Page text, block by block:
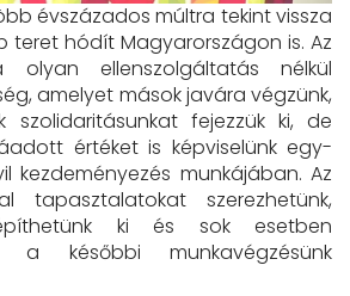
évszázados múltra tekint vissza
teret hódít Magyarországon is. Az
olyan ellenszolgáltatás nélkül
amelyet mások javára végzünk,
szolidaritásunkat fejezzük ki, de
értéket is képviselünk egy-
kezdeményezés munkájában. Az
tapasztalatokat szerezhetünk,
ki és sok esetben
a későbbi munkavégzésünk